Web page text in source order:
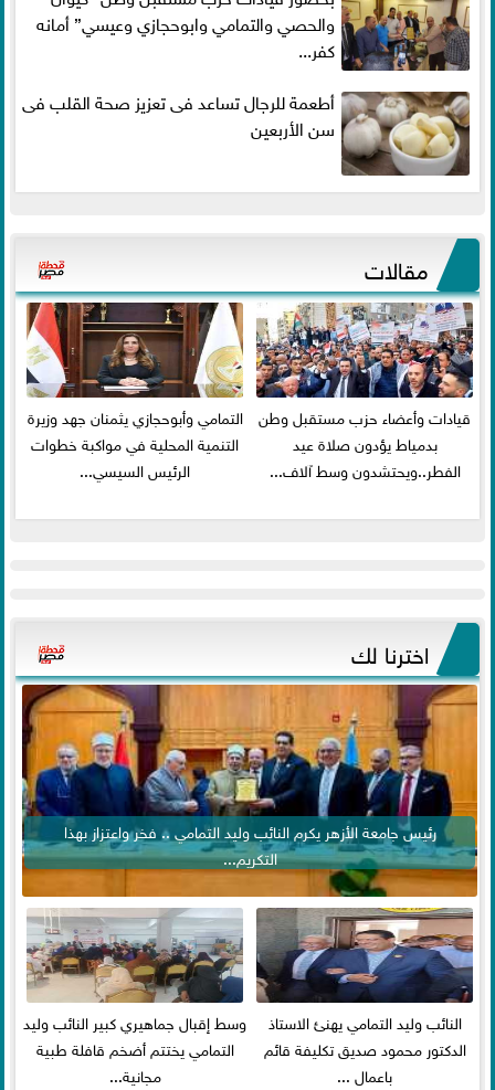
والحصي والتمامي وابوحجازي وعيسي” أمانه
كفر...
أطعمة للرجال تساعد فى تعزيز صحة القلب فى
سن الأربعين
مقالات
قيادات وأعضاء حزب مستقبل وطن
بدمياط يؤدون صلاة عيد
الفطر..ويحتشدون وسط آلاف...
التمامي وأبوحجازي يثمنان جهد وزيرة
التنمية المحلية في مواكبة خطوات
الرئيس السيسي...
اخترنا لك
رئيس جامعة الأزهر يكرم النائب وليد التمامي .. فخر واعتزاز بهذا
التكريم...
النائب وليد التمامي يهنئ الاستاذ
الدكتور محمود صديق تكليفة قائم
باعمال ...
وسط إقبال جماهيري كبير النائب وليد
التمامي يختتم أضخم قافلة طبية
مجانية...